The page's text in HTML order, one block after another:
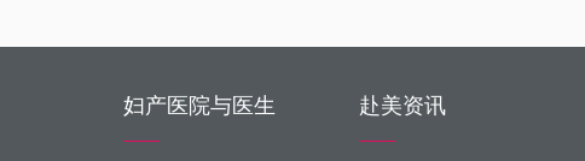
妇产医院与医生 赴美资讯